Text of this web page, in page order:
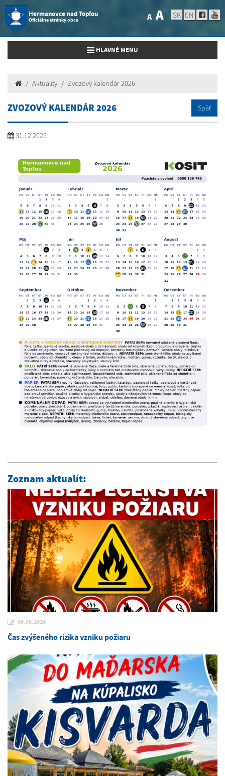
Hermanovce nad Topľou
Oficiálne stránky obce A A SK EN
Toggle navigation
HLAVNÉ MENU
Aktuality Zvozový kalendár 2026
ZVOZOVÝ KALENDÁR 2026 Späť
31.12.2025
Zoznam aktualít:
06.08.2026
Čas zvýšeného rizika vzniku požiaru